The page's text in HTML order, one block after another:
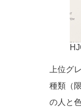
上位グ
種類（
の人と